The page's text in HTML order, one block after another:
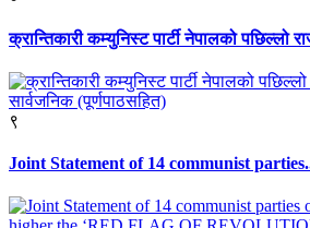
क्रान्तिकारी कम्युनिस्ट पार्टी नेपालको पछिल्लो
९
Joint Statement of 14 communist